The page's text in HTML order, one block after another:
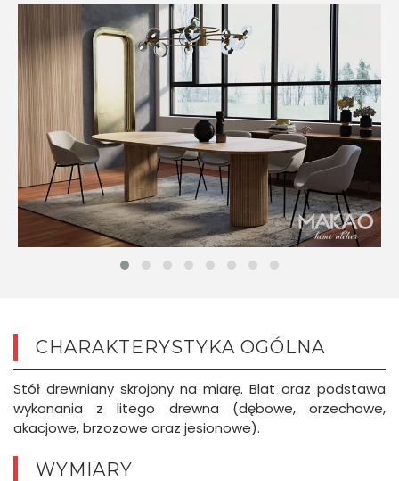
CHARAKTERYSTYKA OGÓLNA
Stół drewniany skrojony na miarę. Blat oraz podstawa
wykonania z litego drewna (dębowe, orzechowe,
akacjowe, brzozowe oraz jesionowe).
WYMIARY